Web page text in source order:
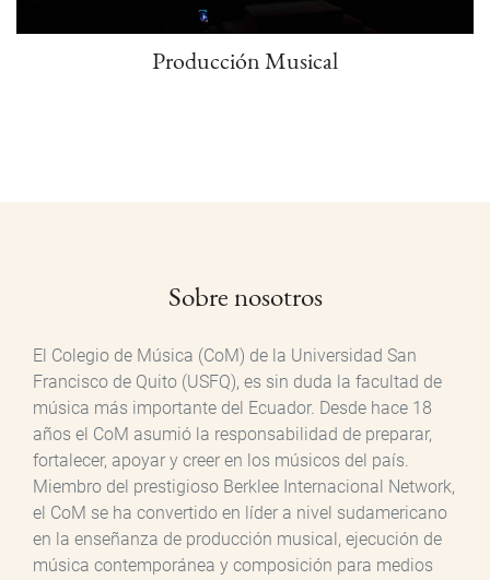
Producción Musical
Sobre nosotros
El Colegio de Música (CoM) de la Universidad San
Francisco de Quito (USFQ), es sin duda la facultad de
música más importante del Ecuador. Desde hace 18
años el CoM asumió la responsabilidad de preparar,
fortalecer, apoyar y creer en los músicos del país.
Miembro del prestigioso Berklee Internacional Network,
el CoM se ha convertido en líder a nivel sudamericano
en la enseñanza de producción musical, ejecución de
música contemporánea y composición para medios